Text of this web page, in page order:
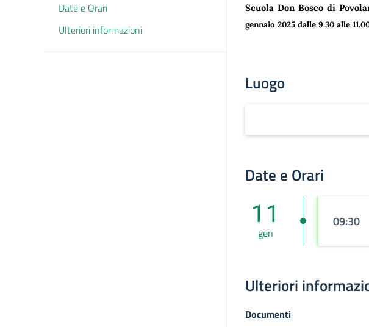
Date e Orari
Ulteriori informazioni
Scuola Don Bosco di
gennaio 2025 dalle 9.30 alle
Luogo
Date e Orari
11
gen
09:30
Ulteriori
Documenti